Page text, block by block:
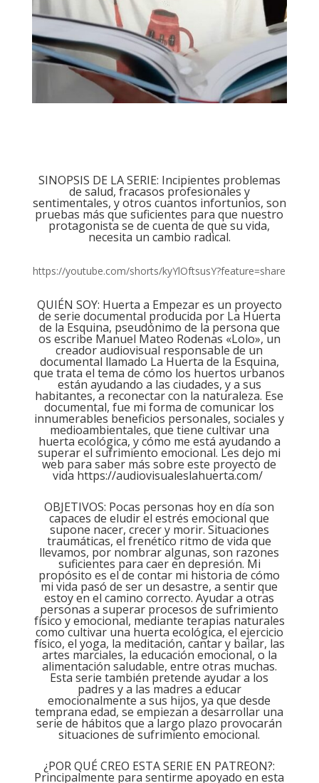
SINOPSIS DE LA SERIE: Incipientes problemas
de salud, fracasos profesionales y
sentimentales, y otros cuantos infortunios, son
pruebas más que suficientes para que nuestro
protagonista se de cuenta de que su vida,
necesita un cambio radical.
https://youtube.com/shorts/kyYlOftsusY?feature=share
QUIÉN SOY: Huerta a Empezar es un proyecto
de serie documental producida por La Huerta
de la Esquina, pseudónimo de la persona que
os escribe Manuel Mateo Rodenas «Lolo», un
creador audiovisual responsable de un
documental llamado La Huerta de la Esquina,
que trata el tema de cómo los huertos urbanos
están ayudando a las ciudades, y a sus
habitantes, a reconectar con la naturaleza. Ese
documental, fue mi forma de comunicar los
innumerables beneficios personales, sociales y
medioambientales, que tiene cultivar una
huerta ecológica, y cómo me está ayudando a
superar el sufrimiento emocional. Les dejo mi
web para saber más sobre este proyecto de
vida https://audiovisualeslahuerta.com/
OBJETIVOS: Pocas personas hoy en día son
capaces de eludir el estrés emocional que
supone nacer, crecer y morir. Situaciones
traumáticas, el frenético ritmo de vida que
llevamos, por nombrar algunas, son razones
suficientes para caer en depresión. Mi
propósito es el de contar mi historia de cómo
mi vida pasó de ser un desastre, a sentir que
estoy en el camino correcto. Ayudar a otras
personas a superar procesos de sufrimiento
físico y emocional, mediante terapias naturales
como cultivar una huerta ecológica, el ejercicio
físico, el yoga, la meditación, cantar y bailar, las
artes marciales, la educación emocional, o la
alimentación saludable, entre otras muchas.
Esta serie también pretende ayudar a los
padres y a las madres a educar
emocionalmente a sus hijos, ya que desde
temprana edad, se empiezan a desarrollar una
serie de hábitos que a largo plazo provocarán
situaciones de sufrimiento emocional.
¿POR QUÉ CREO ESTA SERIE EN PATREON?:
Principalmente para sentirme apoyado en esta